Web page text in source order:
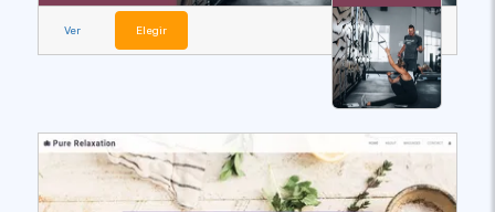
Ver Elegir